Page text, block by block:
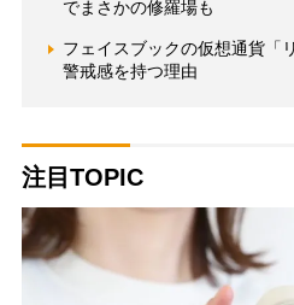
でまさかの修羅場も
フェイスブックの仮想通貨「
警戒感を持つ理由
注目TOPIC